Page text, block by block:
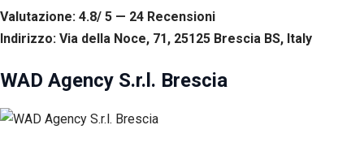
Valutazione: 4.8/ 5 — 24 Recensioni
Indirizzo: Via della Noce, 71, 25125 Brescia BS, Italy
WAD Agency S.r.l. Brescia